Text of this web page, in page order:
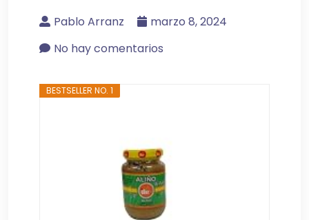
Pablo Arranz
marzo 8, 2024
No hay comentarios
BESTSELLER NO. 1